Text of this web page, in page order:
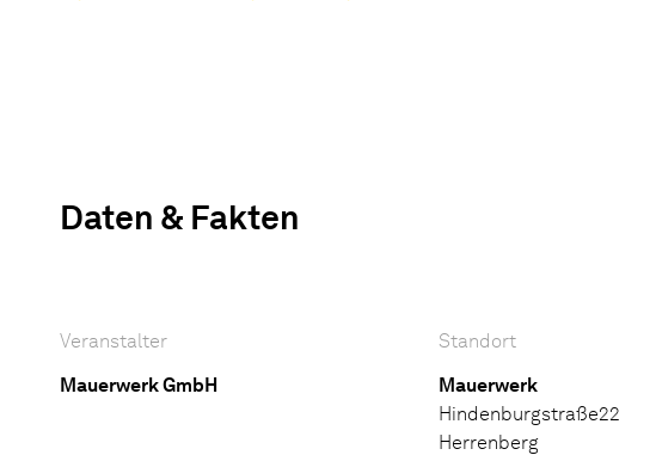
Daten & Fakten
Veranstalter
Mauerwerk GmbH
Standort
Mauerwerk
Hindenburgstraße22
Herrenberg